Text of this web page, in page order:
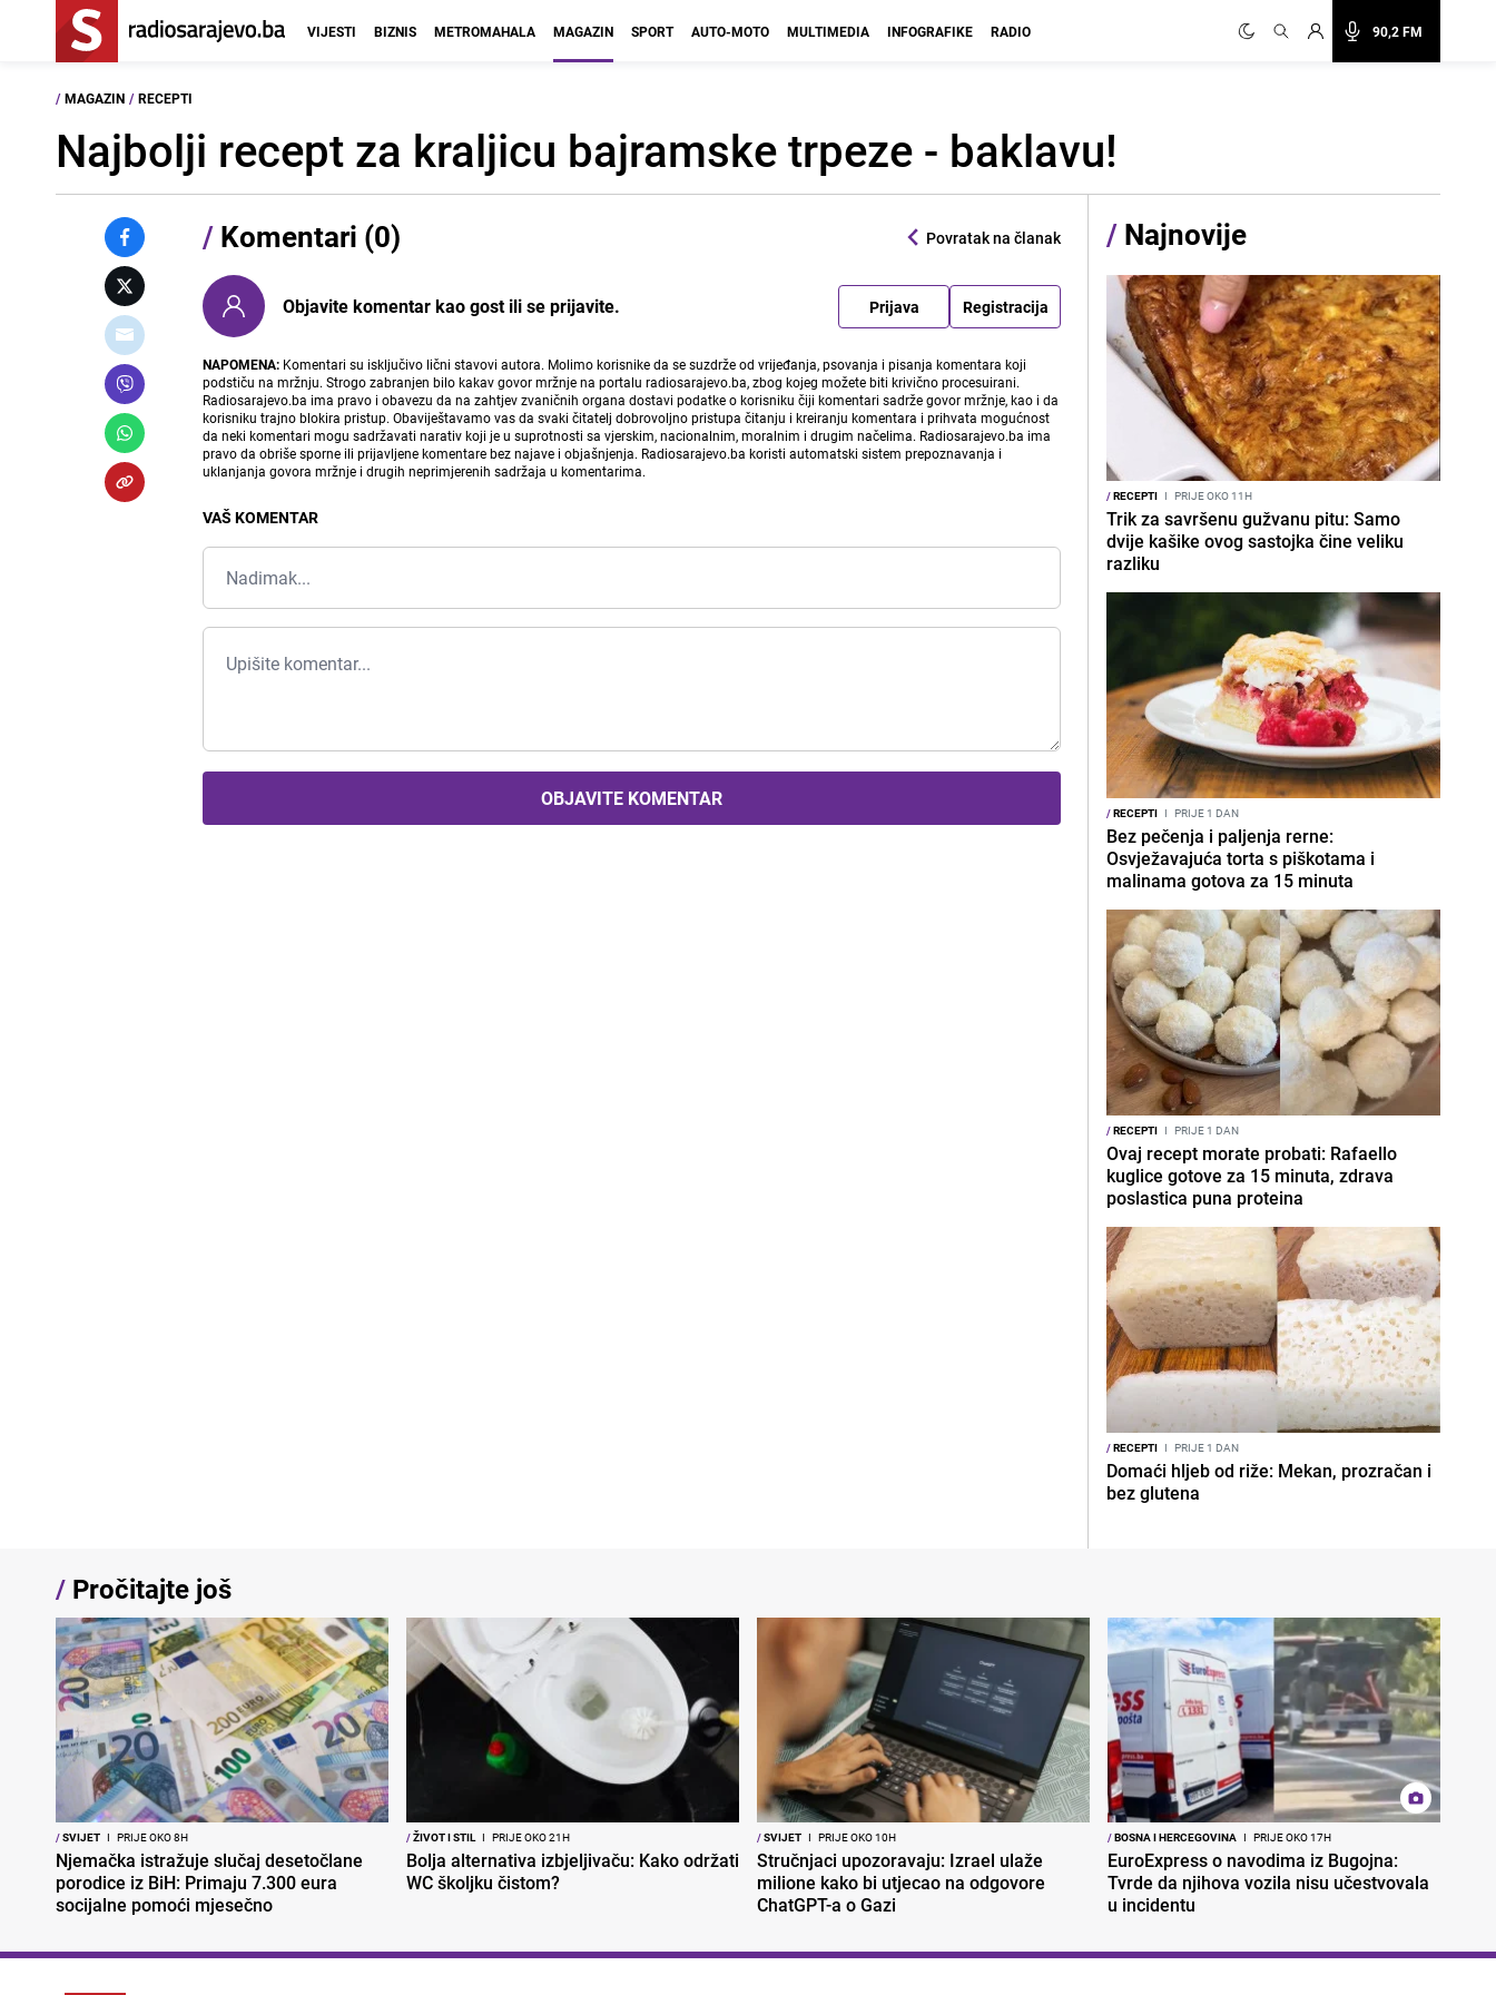
90,2 FM
VIJESTI BIZNIS METROMAHALA MAGAZIN SPORT AUTO-MOTO MULTIMEDIA INFOGRAFIKE RADIO
/ MAGAZIN / RECEPTI
Najbolji recept za kraljicu bajramske trpeze - baklavu!
/ Komentari (0) Povratak na članak
Objavite komentar kao gost ili se prijavite. Prijava Registracija
NAPOMENA: Komentari su isključivo lični stavovi autora. Molimo korisnike da se suzdrže od vrijeđanja, psovanja i pisanja komentara koji
podstiču na mržnju. Strogo zabranjen bilo kakav govor mržnje na portalu radiosarajevo.ba, zbog kojeg možete biti krivično procesuirani.
Radiosarajevo.ba ima pravo i obavezu da na zahtjev zvaničnih organa dostavi podatke o korisniku čiji komentari sadrže govor mržnje, kao i da
korisniku trajno blokira pristup. Obaviještavamo vas da svaki čitatelj dobrovoljno pristupa čitanju i kreiranju komentara i prihvata mogućnost
da neki komentari mogu sadržavati narativ koji je u suprotnosti sa vjerskim, nacionalnim, moralnim i drugim načelima. Radiosarajevo.ba ima
pravo da obriše sporne ili prijavljene komentare bez najave i objašnjenja. Radiosarajevo.ba koristi automatski sistem prepoznavanja i
uklanjanja govora mržnje i drugih neprimjerenih sadržaja u komentarima.
VAŠ KOMENTAR
OBJAVITE KOMENTAR
/ Najnovije
/RECEPTI I PRIJE OKO 11H
Trik za savršenu gužvanu pitu: Samo
dvije kašike ovog sastojka čine veliku
razliku
/RECEPTI I PRIJE 1 DAN
Bez pečenja i paljenja rerne:
Osvježavajuća torta s piškotama i
malinama gotova za 15 minuta
/RECEPTI I PRIJE 1 DAN
Ovaj recept morate probati: Rafaello
kuglice gotove za 15 minuta, zdrava
poslastica puna proteina
/RECEPTI I PRIJE 1 DAN
Domaći hljeb od riže: Mekan, prozračan i
bez glutena
/ Pročitajte još
/SVIJET I PRIJE OKO 8H
Njemačka istražuje slučaj desetočlane
porodice iz BiH: Primaju 7.300 eura
socijalne pomoći mjesečno
/ŽIVOT I STIL I PRIJE OKO 21H
Bolja alternativa izbjeljivaču: Kako održati
WC školjku čistom?
/SVIJET I PRIJE OKO 10H
Stručnjaci upozoravaju: Izrael ulaže
milione kako bi utjecao na odgovore
ChatGPT-a o Gazi
/BOSNA I HERCEGOVINA I PRIJE OKO 17H
EuroExpress o navodima iz Bugojna:
Tvrde da njihova vozila nisu učestvovala
u incidentu